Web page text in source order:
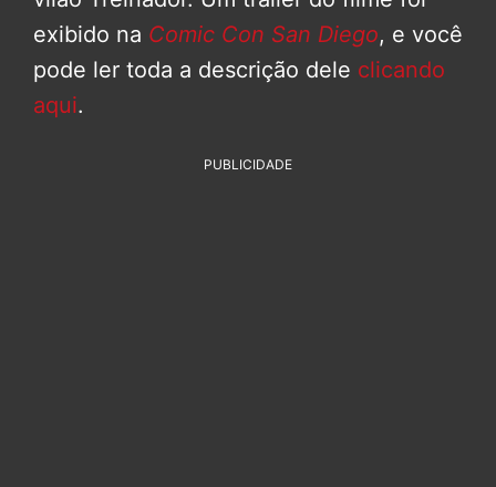
exibido na Comic Con San Diego, e você
pode ler toda a descrição dele clicando
aqui.
PUBLICIDADE